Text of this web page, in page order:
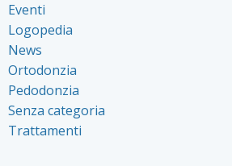
Eventi
Logopedia
News
Ortodonzia
Pedodonzia
Senza categoria
Trattamenti